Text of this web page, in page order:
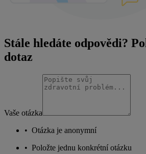
Stále hledáte odpovědi?
dotaz
Vaše otázka
• Otázka je anonymní
• Položte jednu konkrétní otázku